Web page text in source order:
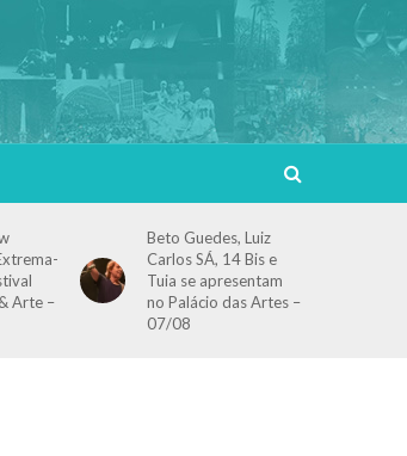
Arte –
Beto Guedes, Luiz
Carlos SÁ, 14 Bis e
Tuia se apresentam
no Palácio das Artes –
07/08